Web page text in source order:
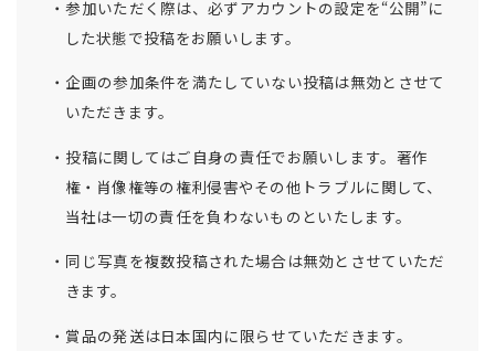
参加いただく際は、必ずアカウントの設定を“公開”に
した状態で投稿をお願いします。
企画の参加条件を満たしていない投稿は無効とさせて
いただきます。
投稿に関してはご自身の責任でお願いします。著作
権・肖像権等の権利侵害やその他トラブルに関して、
当社は一切の責任を負わないものといたします。
同じ写真を複数投稿された場合は無効とさせていただ
きます。
賞品の発送は日本国内に限らせていただきます。